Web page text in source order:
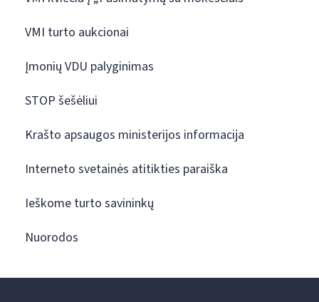
VMI turto aukcionai
Įmonių VDU palyginimas
STOP šešėliui
Krašto apsaugos ministerijos informacija
Interneto svetainės atitikties paraiška
Ieškome turto savininkų
Nuorodos